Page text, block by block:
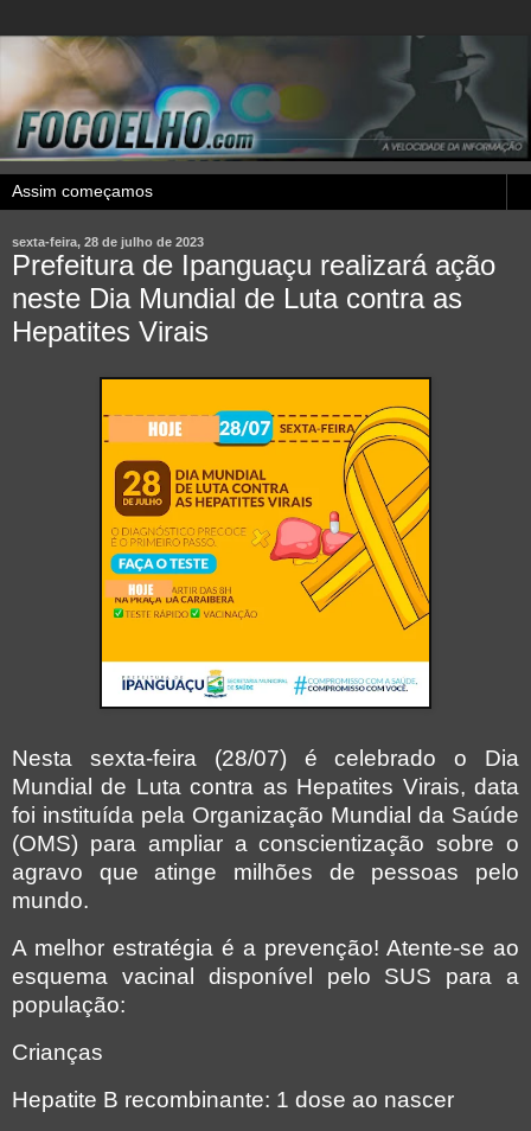
sexta-feira, 28 de julho de 2023
Prefeitura de Ipanguaçu realizará ação
neste Dia Mundial de Luta contra as
Hepatites Virais
Nesta sexta-feira (28/07) é celebrado o Dia
Mundial de Luta contra as Hepatites Virais, data
foi instituída pela Organização Mundial da Saúde
(OMS) para ampliar a conscientização sobre o
agravo que atinge milhões de pessoas pelo
mundo.
A melhor estratégia é a prevenção! Atente-se ao
esquema vacinal disponível pelo SUS para a
população:
Crianças
Hepatite B recombinante: 1 dose ao nascer